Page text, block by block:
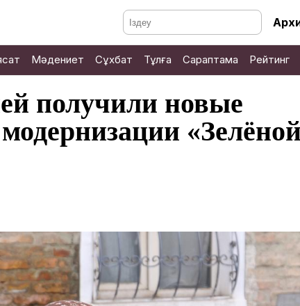
Мәдениет Сұхбат Тұлға Сараптама Рейтинг
получили новые
«Зелёной